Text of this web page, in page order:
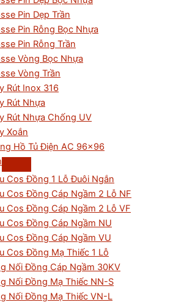
Pin Dẹp Trần
Pin Rỗng Bọc Nhựa
Pin Rỗng Trần
Vòng Bọc Nhựa
Vòng Trần
Rút Inox 316
Rút Nhựa
Rút Nhựa Chống UV
Xoắn
Hồ Tủ Điện AC 96×96
Cos Đồng 1 Lỗ Đuôi Ngắn
Cos Đồng Cáp Ngầm 2 Lỗ NF
Cos Đồng Cáp Ngầm 2 Lỗ VF
Cos Đồng Cáp Ngầm NU
Cos Đồng Cáp Ngầm VU
Cos Đồng Mạ Thiếc 1 Lỗ
Nối Đồng Cáp Ngầm 30KV
Nối Đồng Mạ Thiếc NN-S
Nối Đồng Mạ Thiếc VN-L